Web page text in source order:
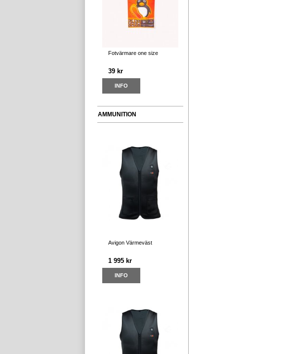
Fotvärmare one size
39 kr
INFO
AMMUNITION
Avigon Värmeväst
1 995 kr
INFO